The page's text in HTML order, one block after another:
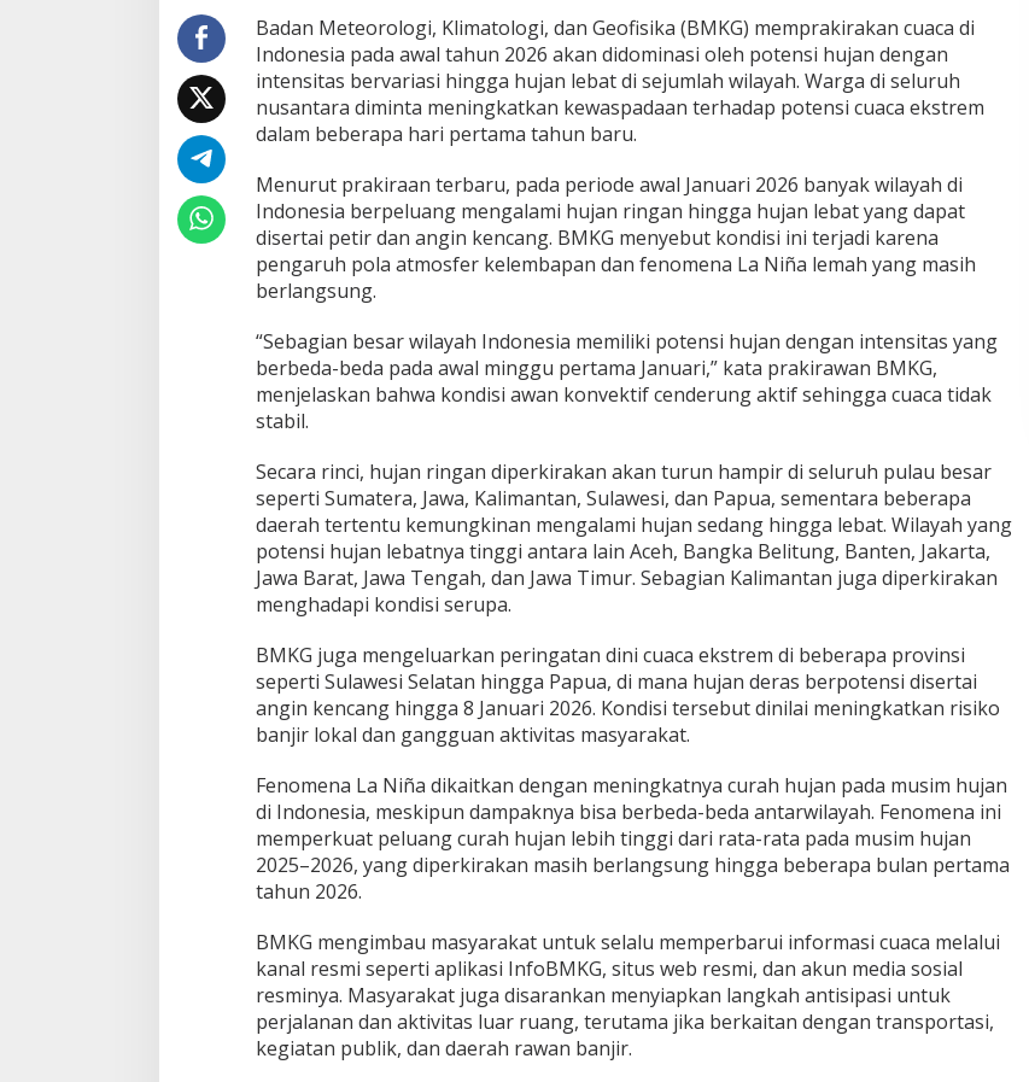
n
a
s
i
A
w
l
T
a
h
u
n
0
2
6
d
n
d
o
n
e
s
i
Badan Meteorologi, Klimatologi, dan Geofisika (BMKG) memprakirakan cuaca di
Indonesia pada awal tahun 2026 akan didominasi oleh potensi hujan dengan
intensitas bervariasi hingga hujan lebat di sejumlah wilayah. Warga di seluruh
nusantara diminta meningkatkan kewaspadaan terhadap potensi cuaca ekstrem
dalam beberapa hari pertama tahun baru.
Menurut prakiraan terbaru, pada periode awal Januari 2026 banyak wilayah di
Indonesia berpeluang mengalami hujan ringan hingga hujan lebat yang dapat
disertai petir dan angin kencang. BMKG menyebut kondisi ini terjadi karena
pengaruh pola atmosfer kelembapan dan fenomena La Niña lemah yang masih
berlangsung.
“Sebagian besar wilayah Indonesia memiliki potensi hujan dengan intensitas yang
berbeda-beda pada awal minggu pertama Januari,” kata prakirawan BMKG,
menjelaskan bahwa kondisi awan konvektif cenderung aktif sehingga cuaca tidak
stabil.
Secara rinci, hujan ringan diperkirakan akan turun hampir di seluruh pulau besar
seperti Sumatera, Jawa, Kalimantan, Sulawesi, dan Papua, sementara beberapa
daerah tertentu kemungkinan mengalami hujan sedang hingga lebat. Wilayah yang
potensi hujan lebatnya tinggi antara lain Aceh, Bangka Belitung, Banten, Jakarta,
Jawa Barat, Jawa Tengah, dan Jawa Timur. Sebagian Kalimantan juga diperkirakan
menghadapi kondisi serupa.
BMKG juga mengeluarkan peringatan dini cuaca ekstrem di beberapa provinsi
seperti Sulawesi Selatan hingga Papua, di mana hujan deras berpotensi disertai
angin kencang hingga 8 Januari 2026. Kondisi tersebut dinilai meningkatkan risiko
banjir lokal dan gangguan aktivitas masyarakat.
Fenomena La Niña dikaitkan dengan meningkatnya curah hujan pada musim hujan
di Indonesia, meskipun dampaknya bisa berbeda-beda antarwilayah. Fenomena ini
memperkuat peluang curah hujan lebih tinggi dari rata-rata pada musim hujan
2025–2026, yang diperkirakan masih berlangsung hingga beberapa bulan pertama
tahun 2026.
BMKG mengimbau masyarakat untuk selalu memperbarui informasi cuaca melalui
kanal resmi seperti aplikasi InfoBMKG, situs web resmi, dan akun media sosial
resminya. Masyarakat juga disarankan menyiapkan langkah antisipasi untuk
perjalanan dan aktivitas luar ruang, terutama jika berkaitan dengan transportasi,
kegiatan publik, dan daerah rawan banjir.